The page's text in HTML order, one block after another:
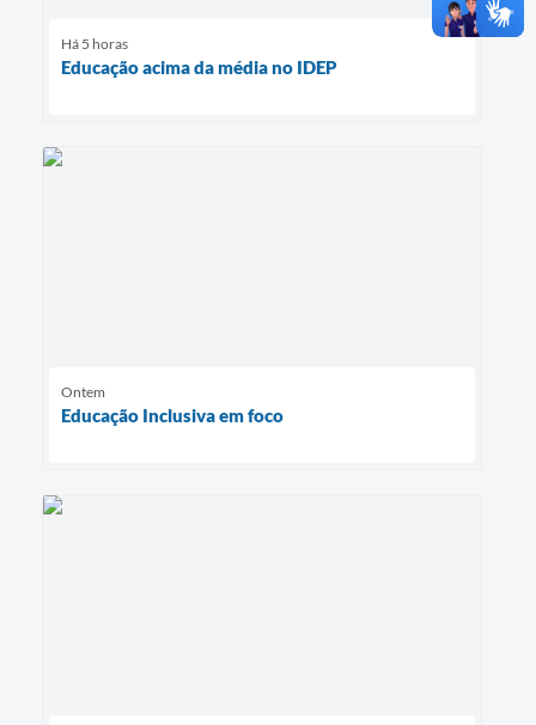
Há 5 horas
Educação acima da média no IDEP
Ontem
Educação Inclusiva em foco